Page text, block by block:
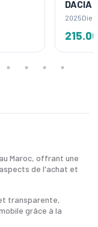
DACIA
2025
Maroc, offrant une
de l'achat et
transparente,
grâce à la